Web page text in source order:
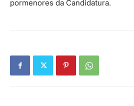
pormenores da Candidatura.